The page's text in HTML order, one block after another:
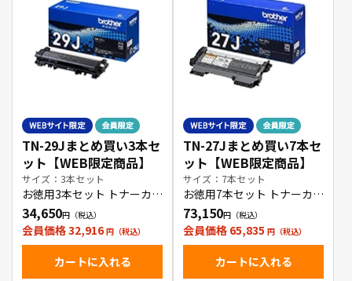
TN-29Jまとめ買い3本セ
ット【WEB限定商品】
サイズ：3本セット
お徳用3本セット トナーカー
トリッジ
34,650
会員価格 32,916
カートに入れる
TN-27Jまとめ買い7本セ
ット【WEB限定商品】
サイズ：7本セット
お徳用7本セット トナーカー
トリッジ
73,150
会員価格 65,835
カートに入れる